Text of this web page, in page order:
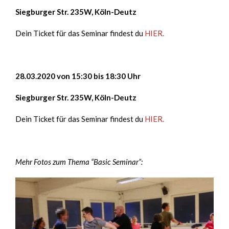
Siegburger Str. 235W, Köln-Deutz
Dein Ticket für das Seminar findest du HIER.
28.03.2020 von 15:30 bis 18:30 Uhr
Siegburger Str. 235W, Köln-Deutz
Dein Ticket für das Seminar findest du HIER.
Mehr Fotos zum Thema “Basic Seminar”: